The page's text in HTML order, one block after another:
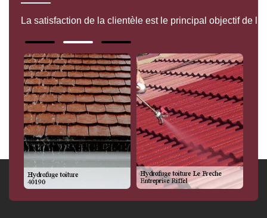
La satisfaction de la clientèle est le principal objectif de